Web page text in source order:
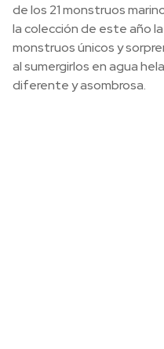
de los 21 monstruos
la colección de este año
monstruos únicos y
al sumergirlos en agua
diferente y asombrosa.